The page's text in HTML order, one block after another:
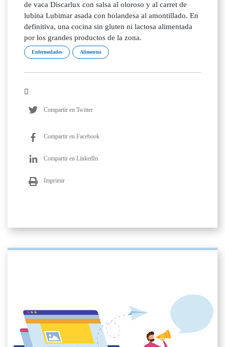
de vaca Discarlux con salsa al oloroso y al carret de
lubina Lubimar asada con holandesa al amontillado. En
definitiva, una cocina sin gluten ni lactosa alimentada
por los grandes productos de la zona.
Enfermedades Alimentos
Compartir en Twitter
Compartir en Facebook
Compartir en LinkedIn
Imprimir